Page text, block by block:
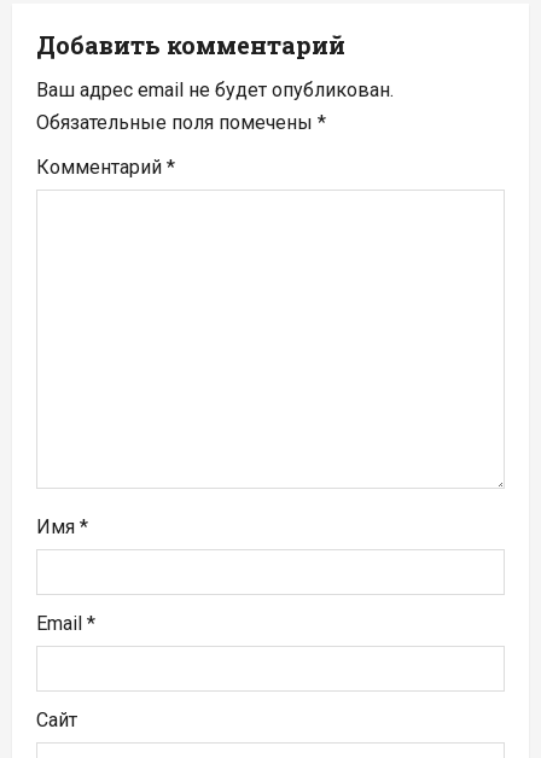
и
я
п
я
Добавить комментарий
Ваш адрес email не будет опубликован.
Обязательные поля помечены *
Комментарий *
Имя *
Email *
Сайт